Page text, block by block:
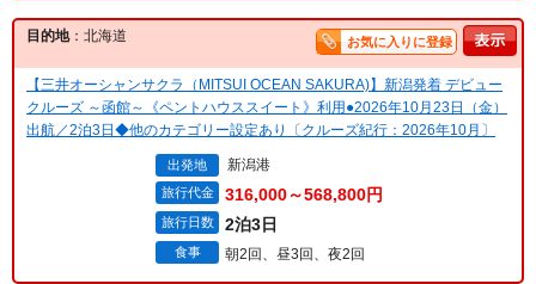
目的地：北海道 お気に入りに登録
【三井オーシャンサクラ（MITSUI OCEAN SAKURA)】新潟発着 デビュー
クルーズ ～函館～《ペントハウススイート》利用●2026年10月23日（金）
出航／2泊3日◆他のカテゴリー設定あり〔クルーズ紀行：2026年10月〕
出発地 新潟港
旅行代金 316,000～568,800円
旅行日数 2泊3日
食事 朝2回、昼3回、夜2回